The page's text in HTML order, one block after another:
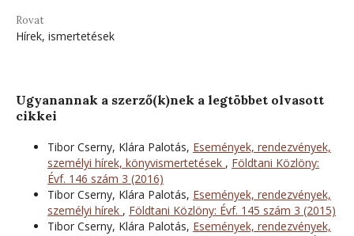
Rovat
Hírek, ismertetések
Ugyanannak a szerző(k)nek a legtöbbet olvasott
cikkei
Tibor Cserny, Klára Palotás, Események, rendezvények,
személyi hírek, könyvismertetések , Földtani Közlöny:
Évf. 146 szám 3 (2016)
Tibor Cserny, Klára Palotás, Események, rendezvények,
személyi hírek , Földtani Közlöny: Évf. 145 szám 3 (2015)
Tibor Cserny, Klára Palotás, Események, rendezvények,